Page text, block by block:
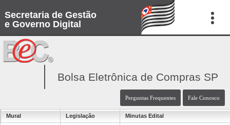
Secretaria de Gestão
e Governo Digital
Bolsa Eletrônica de Compras SP
Perguntas Frequentes Fale Conosco
Mural Legislação Minutas Edital